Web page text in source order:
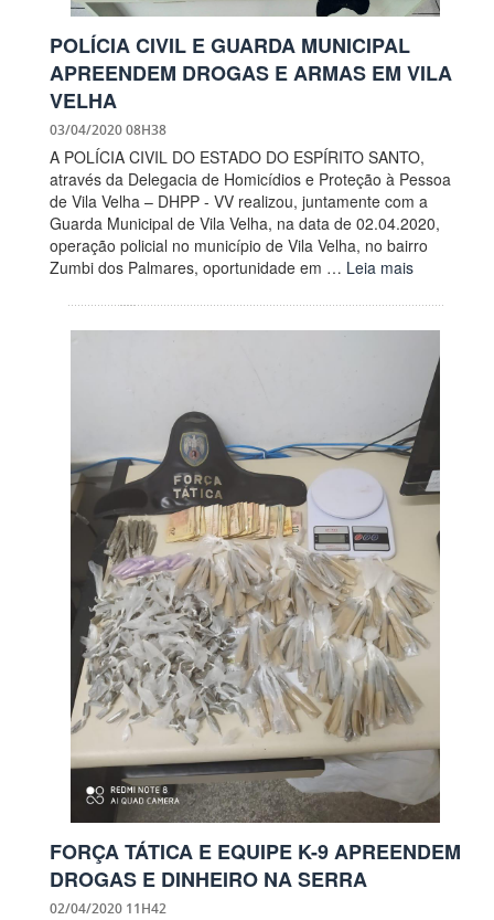
POLÍCIA CIVIL E GUARDA MUNICIPAL
APREENDEM DROGAS E ARMAS EM VILA
VELHA
03/04/2020 08H38
A POLÍCIA CIVIL DO ESTADO DO ESPÍRITO SANTO,
através da Delegacia de Homicídios e Proteção à Pessoa
de Vila Velha – DHPP - VV realizou, juntamente com a
Guarda Municipal de Vila Velha, na data de 02.04.2020,
operação policial no município de Vila Velha, no bairro
Zumbi dos Palmares, oportunidade em … Leia mais
FORÇA TÁTICA E EQUIPE K-9 APREENDEM
DROGAS E DINHEIRO NA SERRA
02/04/2020 11H42